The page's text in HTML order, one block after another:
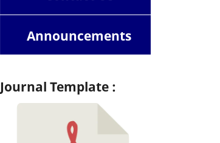
Announcements
Journal Template :